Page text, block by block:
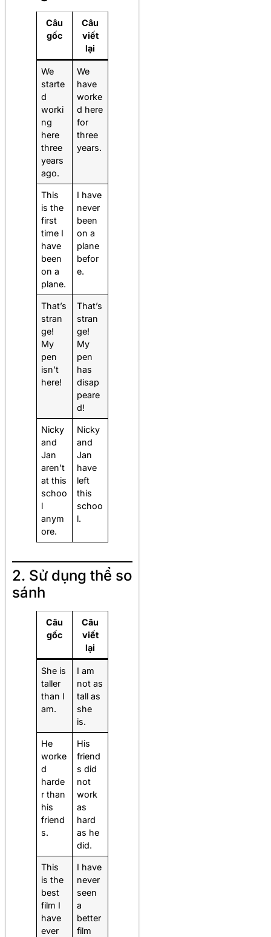
Câu
gốc
Câu
viết
lại
We
starte
d
worki
ng
here
three
years
ago.
We
have
worke
d here
for
three
years.
This
is the
first
time I
have
been
on a
plane.
I have
never
been
on a
plane
befor
e.
That’s
stran
ge!
My
pen
isn’t
here!
That’s
stran
ge!
My
pen
has
disap
peare
d!
Nicky
and
Jan
aren’t
at this
schoo
l
anym
ore.
Nicky
and
Jan
have
left
this
schoo
l.
2. Sử dụng thể so
sánh
Câu
gốc
Câu
viết
lại
She is
taller
than I
am.
I am
not as
tall as
she
is.
He
worke
d
harde
r than
his
friend
s.
His
friend
s did
not
work
as
hard
as he
did.
This
is the
best
film I
have
ever
I have
never
seen
a
better
film